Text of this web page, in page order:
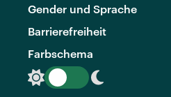
Gender und Sprache
Barrierefreiheit
Farbschema